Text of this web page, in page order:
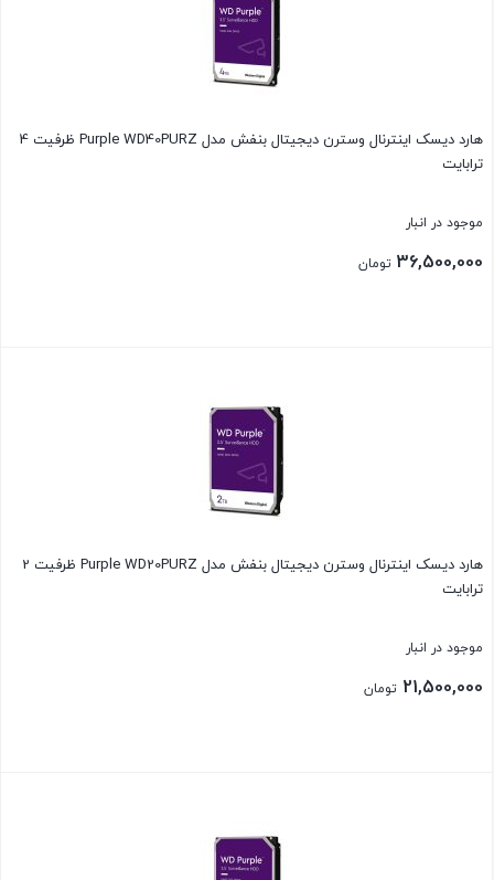
هارد دیسک اینترنال وسترن دیجیتال بنفش مدل Purple WD40PURZ ظرفیت 4
ترابایت
موجود در انبار
36,500,000 تومان
هارد دیسک اینترنال وسترن دیجیتال بنفش مدل Purple WD20PURZ ظرفیت 2
ترابایت
موجود در انبار
21,500,000 تومان